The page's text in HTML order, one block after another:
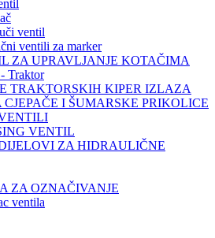
ventil
ventili za marker
ZA UPRAVLJANJE KOTAČIMA
Traktor
TRAKTORSKIH KIPER IZLAZA
I ŠUMARSKE PRIKOLICE
VENTIL
ZA HIDRAULIČNE
ZA OZNAČIVANJE
ventila